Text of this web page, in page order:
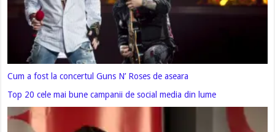
Cum a fost la concertul Guns N’ Roses de aseara
Top 20 cele mai bune campanii de social media din lume